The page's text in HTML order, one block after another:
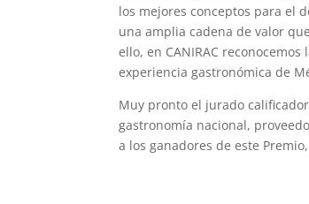
los mejores conceptos para el
una amplia cadena de valor
ello, en CANIRAC
experiencia gastronómica de
Muy pronto el jurado
gastronomía nacional,
a los ganadores de este